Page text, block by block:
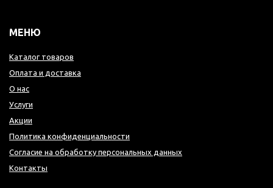
МЕНЮ
Каталог товаров
Оплата и доставка
О нас
Услуги
Акции
Политика конфиденциальности
Согласие на обработку персональных данных
Контакты